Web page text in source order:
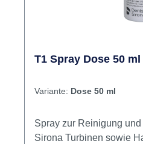
T1 Spray Dose 50 ml
Variante: Dose 50 ml
Spray zur Reinigung
Sirona Turbinen sowie